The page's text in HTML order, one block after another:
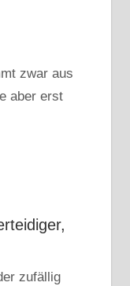
zwar aus
aber erst
zufällig